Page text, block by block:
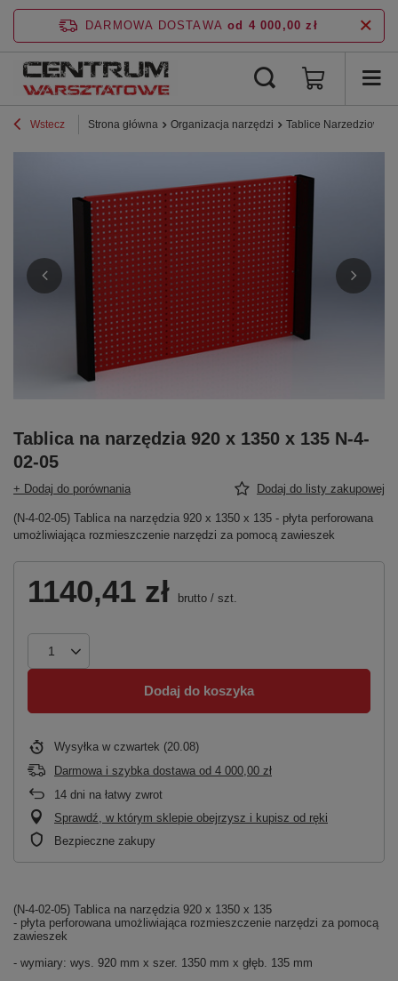
DARMOWA DOSTAWA od 4 000,00 zł
Wstecz Strona główna Organizacja narzędzi Tablice Narzedziowe
Tablica na narzędzia 920 x 1350 x 135 N-4-
02-05
+ Dodaj do porównania Dodaj do listy zakupowej
(N-4-02-05) Tablica na narzędzia 920 x 1350 x 135 - płyta perforowana
umożliwiająca rozmieszczenie narzędzi za pomocą zawieszek
1140,41 zł brutto / szt.
Dodaj do koszyka
Wysyłka w czwartek (20.08)
Darmowa i szybka dostawa od 4 000,00 zł
14 dni na łatwy zwrot
Sprawdź, w którym sklepie obejrzysz i kupisz od ręki
Bezpieczne zakupy
(N-4-02-05) Tablica na narzędzia 920 x 1350 x 135
- płyta perforowana umożliwiająca rozmieszczenie narzędzi za pomocą
zawieszek
- wymiary: wys. 920 mm x szer. 1350 mm x głęb. 135 mm